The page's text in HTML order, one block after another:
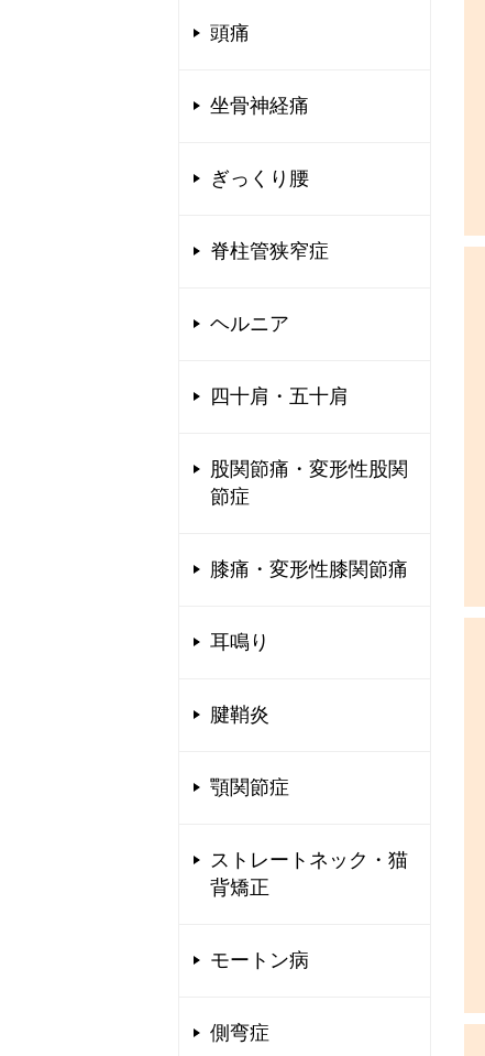
頭痛
坐骨神経痛
ぎっくり腰
脊柱管狭窄症
ヘルニア
四十肩・五十肩
股関節痛・変形性股関
節症
膝痛・変形性膝関節痛
耳鳴り
腱鞘炎
顎関節症
ストレートネック・猫
背矯正
モートン病
側弯症